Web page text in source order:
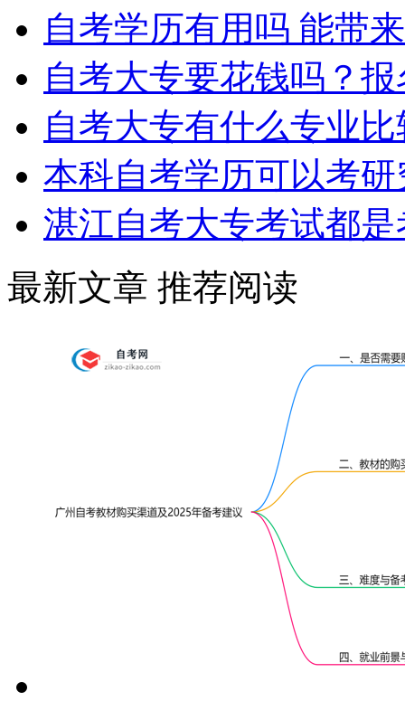
自考学历有用吗 能带
自考大专要花钱吗？
自考大专有什么专业
本科自考学历可以考
湛江自考大专考试都
最新文章 推荐阅读